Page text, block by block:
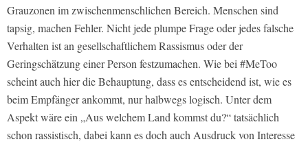
Grauzonen im zwischenmenschlichen Bereich. Menschen sind
tapsig, machen Fehler. Nicht jede plumpe Frage oder jedes falsche
Verhalten ist an gesellschaftlichem Rassismus oder der
Geringschätzung einer Person festzumachen. Wie bei #MeToo
scheint auch hier die Behauptung, dass es entscheidend ist, wie es
beim Empfänger ankommt, nur halbwegs logisch. Unter dem
Aspekt wäre ein „Aus welchem Land kommst du?“ tatsächlich
schon rassistisch, dabei kann es doch auch Ausdruck von Interesse